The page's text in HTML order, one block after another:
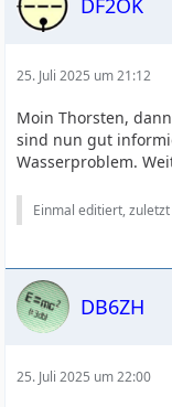
25. Juli 2025 um 21:12
Moin Thorsten,
sind nun gut
Wasserproblem.
Einmal editiert,
DB6ZH
25. Juli 2025 um 22:00